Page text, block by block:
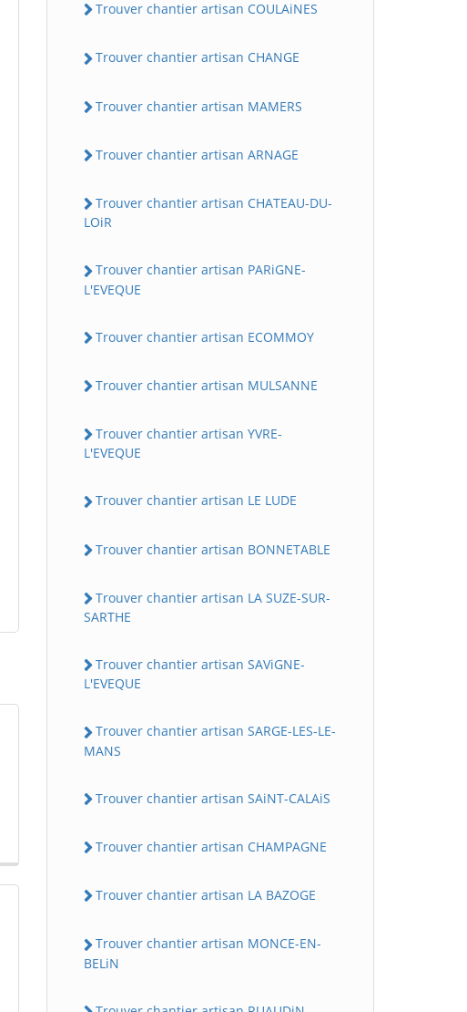
Trouver chantier artisan COULAiNES
Trouver chantier artisan CHANGE
Trouver chantier artisan MAMERS
Trouver chantier artisan ARNAGE
Trouver chantier artisan CHATEAU-DU-
LOiR
Trouver chantier artisan PARiGNE-
L'EVEQUE
Trouver chantier artisan ECOMMOY
Trouver chantier artisan MULSANNE
Trouver chantier artisan YVRE-
L'EVEQUE
Trouver chantier artisan LE LUDE
Trouver chantier artisan BONNETABLE
Trouver chantier artisan LA SUZE-SUR-
SARTHE
Trouver chantier artisan SAViGNE-
L'EVEQUE
Trouver chantier artisan SARGE-LES-LE-
MANS
Trouver chantier artisan SAiNT-CALAiS
Trouver chantier artisan CHAMPAGNE
Trouver chantier artisan LA BAZOGE
Trouver chantier artisan MONCE-EN-
BELiN